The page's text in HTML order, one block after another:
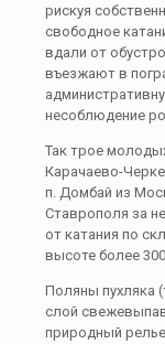
рискуя
свободное
вдали от
въезжают в
несоблюдение
Так трое
Карачаево-
п. Домбай из
Ставрополя за
от катания по
высоте более
Поляны пухляка
слой
природный